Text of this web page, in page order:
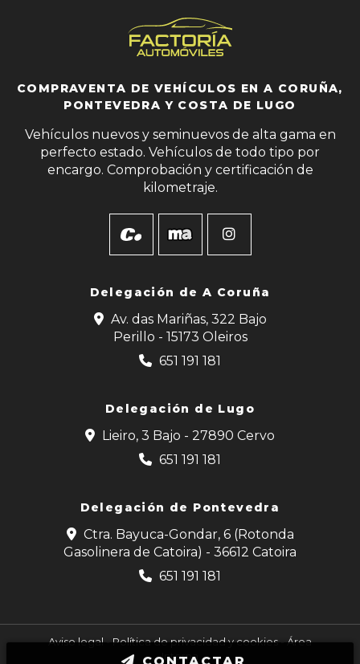
CONTACTAR
COMPRAVENTA DE VEHÍCULOS EN A CORUÑA,
PONTEVEDRA Y COSTA DE LUGO
Vehículos nuevos y seminuevos de alta gama en
perfecto estado. Vehículos de todo tipo por
encargo. Comprobación y certificación de
kilometraje.
Delegación deA Coruña
Av. das Mariñas, 322 Bajo
Perillo - 15173 Oleiros
651 191 181
Delegación de Lugo
Lieiro, 3 Bajo - 27890 Cervo
651 191 181
Delegación de Pontevedra
Ctra. Bayuca-Gondar, 6 (Rotonda
Gasolinera de Catoira) - 36612 Catoira
651 191 181
Aviso legal-Política de privacidad y cookies-Área
Interna